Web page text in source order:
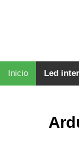
Inicio Led